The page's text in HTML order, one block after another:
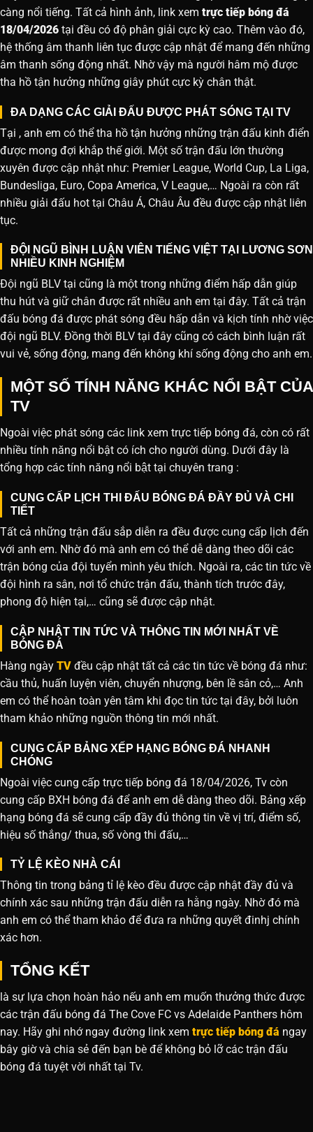
càng nổi tiếng. Tất cả hình ảnh, link xem trực tiếp bóng đá
18/04/2026 tại đều có độ phân giải cực kỳ cao. Thêm vào đó,
hệ thống âm thanh liên tục được cập nhật để mang đến những
âm thanh sống động nhất. Nhờ vậy mà người hâm mộ được
tha hồ tận hưởng những giây phút cực kỳ chân thật.
ĐA DẠNG CÁC GIẢI ĐẤU ĐƯỢC PHÁT SÓNG TẠI TV
Tại , anh em có thể tha hồ tận hưởng những trận đấu kinh điển
được mong đợi khắp thế giới. Một số trận đấu lớn thường
xuyên được cập nhật như: Premier League, World Cup, La Liga,
Bundesliga, Euro, Copa America, V League,… Ngoài ra còn rất
nhiều giải đấu hot tại Châu Á, Châu Âu đều được cập nhật liên
tục.
ĐỘI NGŨ BÌNH LUẬN VIÊN TIẾNG VIỆT TẠI LƯƠNG SƠN
NHIỀU KINH NGHIỆM
Đội ngũ BLV tại cũng là một trong những điểm hấp dẫn giúp
thu hút và giữ chân được rất nhiều anh em tại đây. Tất cả trận
đấu bóng đá được phát sóng đều hấp dẫn và kịch tính nhờ việc
đội ngũ BLV. Đồng thời BLV tại đây cũng có cách bình luận rất
vui vẻ, sống động, mang đến không khí sống động cho anh em.
MỘT SỐ TÍNH NĂNG KHÁC NỔI BẬT CỦA
TV
Ngoài việc phát sóng các link xem trực tiếp bóng đá, còn có rất
nhiều tính năng nổi bật có ích cho người dùng. Dưới đây là
tổng hợp các tính năng nổi bật tại chuyên trang :
CUNG CẤP LỊCH THI ĐẤU BÓNG ĐÁ ĐẦY ĐỦ VÀ CHI
TIẾT
Tất cả những trận đấu sắp diễn ra đều được cung cấp lịch đến
với anh em. Nhờ đó mà anh em có thể dễ dàng theo dõi các
trận bóng của đội tuyển mình yêu thích. Ngoài ra, các tin tức về
đội hình ra sân, nơi tổ chức trận đấu, thành tích trước đây,
phong độ hiện tại,… cũng sẽ được cập nhật.
CẬP NHẬT TIN TỨC VÀ THÔNG TIN MỚI NHẤT VỀ
BÓNG ĐÁ
Hàng ngày TV đều cập nhật tất cả các tin tức về bóng đá như:
cầu thủ, huấn luyện viên, chuyển nhượng, bên lề sân cỏ,… Anh
em có thể hoàn toàn yên tâm khi đọc tin tức tại đây, bởi luôn
tham khảo những nguồn thông tin mới nhất.
CUNG CẤP BẢNG XẾP HẠNG BÓNG ĐÁ NHANH
CHÓNG
Ngoài việc cung cấp trực tiếp bóng đá 18/04/2026, Tv còn
cung cấp BXH bóng đá để anh em dễ dàng theo dõi. Bảng xếp
hạng bóng đá sẽ cung cấp đầy đủ thông tin về vị trí, điểm số,
hiệu số thắng/ thua, số vòng thi đấu,…
TỶ LỆ KÈO NHÀ CÁI
Thông tin trong bảng tỉ lệ kèo đều được cập nhật đầy đủ và
chính xác sau những trận đấu diễn ra hằng ngày. Nhờ đó mà
anh em có thể tham khảo để đưa ra những quyết đinhj chính
xác hơn.
TỔNG KẾT
là sự lựa chọn hoàn hảo nếu anh em muốn thưởng thức được
các trận đấu bóng đá The Cove FC vs Adelaide Panthers hôm
nay. Hãy ghi nhớ ngay đường link xem trực tiếp bóng đá ngay
bây giờ và chia sẻ đến bạn bè để không bỏ lỡ các trận đấu
bóng đá tuyệt vời nhất tại Tv.